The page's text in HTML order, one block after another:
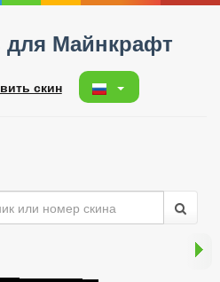
для Майнкрафт
скин